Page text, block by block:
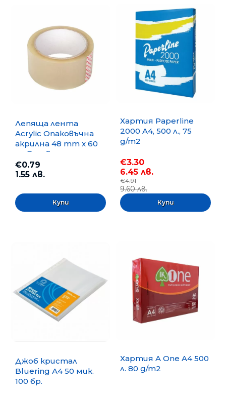
Лепяща лента
Acrylic Опаковъчна
акрилна 48 mm x 60
m, Безцветна
€0.79
1.55 лв.
Хартия Paperline
2000 A4, 500 л., 75
g/m2
€3.30
6.45 лв.
€4.91
9.60 лв.
Джоб кристал
Bluering А4 50 мик.
100 бр.
Хартия A One A4 500
л. 80 g/m2